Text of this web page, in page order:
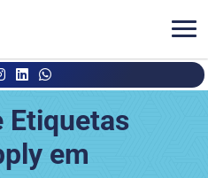
Etiquetas
em